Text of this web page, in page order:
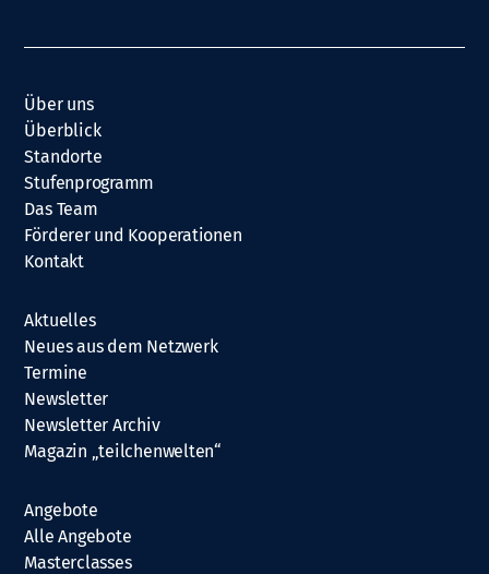
Über uns
Überblick
Standorte
Stufenprogramm
Das Team
Förderer und Kooperationen
Kontakt
Aktuelles
Neues aus dem Netzwerk
Termine
Newsletter
Newsletter Archiv
Magazin „teilchenwelten“
Angebote
Alle Angebote
Masterclasses